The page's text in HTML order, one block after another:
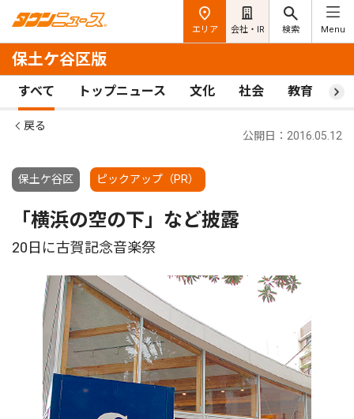
エリア 会社・IR 検索 Menu
保土ケ谷区版
すべて トップニュース 文化 社会 教育 ス
戻る
保土ケ谷区 ピックアップ（PR）
公開日：2016.05.12
「横浜の空の下」など披露
20日に古賀記念音楽祭